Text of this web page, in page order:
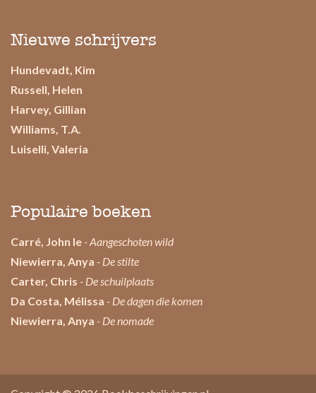
Nieuwe schrijvers
Hundevadt, Kim
Russell, Helen
Harvey, Gillian
Williams, T.A.
Luiselli, Valeria
Populaire boeken
Carré, John le - Aangeschoten wild
Niewierra, Anya - De stilte
Carter, Chris - De schuilplaats
Da Costa, Mélissa - De dagen die komen
Niewierra, Anya - De nomade